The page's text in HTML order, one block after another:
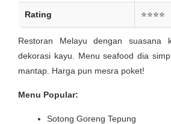
Rating ⭐⭐⭐⭐
Restoran Melayu dengan suasana
dekorasi kayu. Menu seafood dia
mantap. Harga pun mesra poket!
Menu Popular:
Sotong Goreng Tepung